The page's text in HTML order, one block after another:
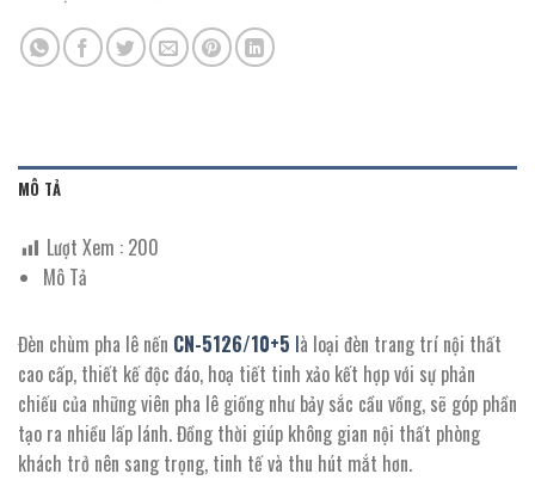
MÔ TẢ
Lượt Xem : 200
Mô Tả
Đèn chùm pha lê nến CN-5126/10+5 là loại đèn trang trí nội thất
cao cấp, thiết kế độc đáo, hoạ tiết tinh xảo kết hợp với sự phản
chiếu của những viên pha lê giống như bảy sắc cầu vồng, sẽ góp phần
tạo ra nhiều lấp lánh. Đồng thời giúp không gian nội thất phòng
khách trở nên sang trọng, tinh tế và thu hút mắt hơn.